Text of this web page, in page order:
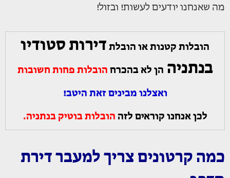
מה שאנחנו יודעים לעשות! ובזול!
הובלות קטנות או הובלת דירות סטודיו
בנתניה הן לא בהכרח הובלות פחות חשובות
ואצלנו מבינים זאת היטב!
לכן אנחנו קוראים לזה הובלות בוטיק בנתניה.
כמה קרטונים צריך למעבר דירת